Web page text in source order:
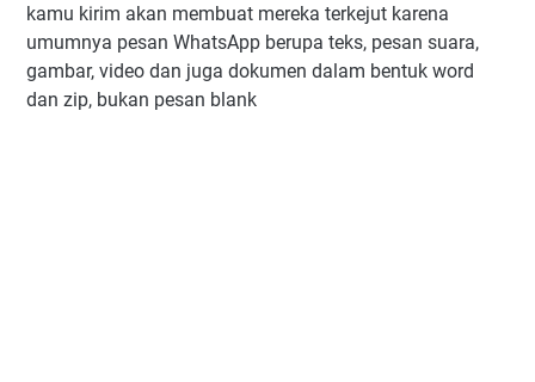
kamu kirim akan membuat mereka terkejut karena
umumnya pesan WhatsApp berupa teks, pesan suara,
gambar, video dan juga dokumen dalam bentuk word
dan zip, bukan pesan blank